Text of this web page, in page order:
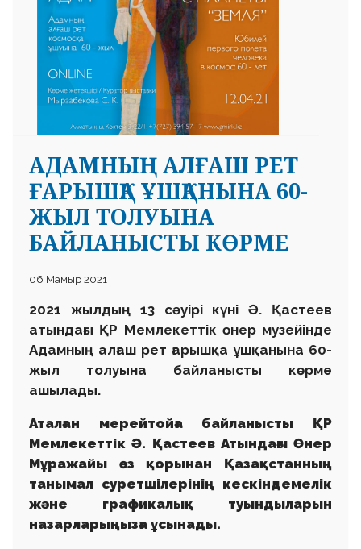
АДАМНЫҢ АЛҒАШ РЕТ
ҒАРЫШҚА ҰШҚАНЫНА 60-
ЖЫЛ ТОЛУЫНА
БАЙЛАНЫСТЫ КӨРМЕ
06 Мамыр 2021
2021 жылдың 13 сәуірі күні Ә. Қастеев
атындағы ҚР Мемлекеттік өнер музейінде
Адамның алғаш рет ғарышқа ұшқанына 60-
жыл толуына байланысты көрме
ашылады.
Аталған мерейтойға байланысты ҚР
Мемлекеттік Ә. Қастеев Атындағы Өнер
Мұражайы өз қорынан Қазақстанның
танымал суретшілерінің кескіндемелік
және графикалық туындыларын
назарларыңызға ұсынады.